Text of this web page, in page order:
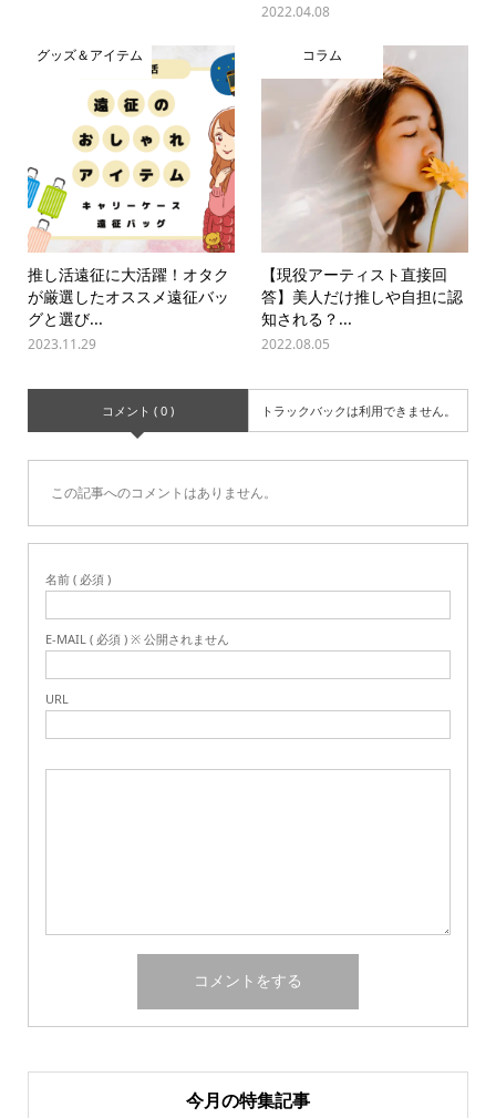
2022.04.08
グッズ＆アイテム
推し活遠征に大活躍！オタク
が厳選したオススメ遠征バッ
グと選び...
2023.11.29
コラム
【現役アーティスト直接回
答】美人だけ推しや自担に認
知される？...
2022.08.05
コメント ( 0 ) トラックバックは利用できません。
この記事へのコメントはありません。
名前 ( 必須 )
E-MAIL ( 必須 ) ※ 公開されません
URL
今月の特集記事